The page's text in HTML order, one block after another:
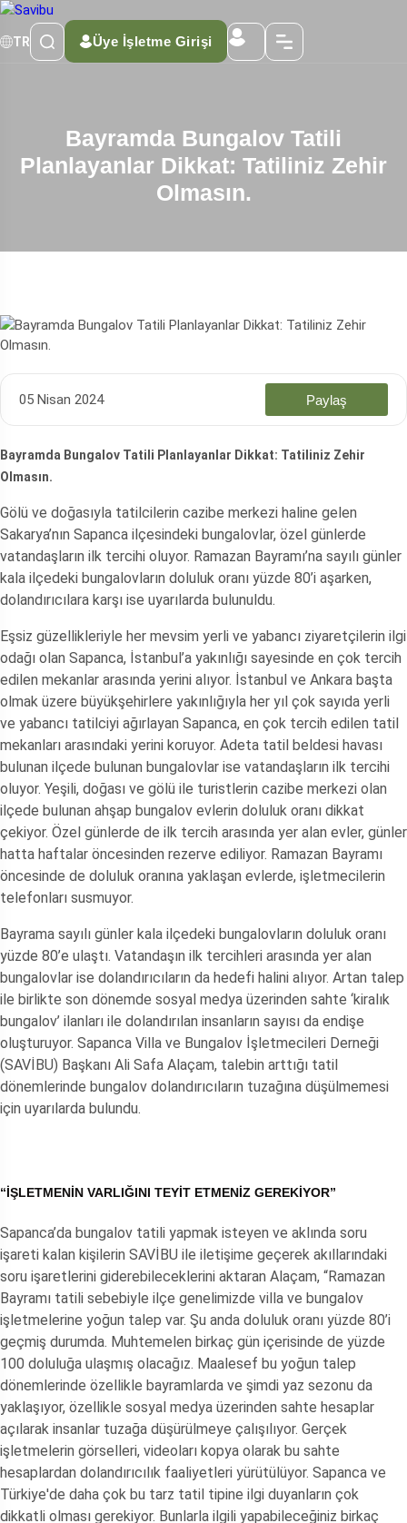
TR Üye İşletme Girişi
Bayramda Bungalov Tatili
Planlayanlar Dikkat: Tatiliniz Zehir
Olmasın.
05 Nisan 2024 Paylaş
Bayramda Bungalov Tatili Planlayanlar Dikkat: Tatiliniz Zehir
Olmasın.
Gölü ve doğasıyla tatilcilerin cazibe merkezi haline gelen
Sakarya’nın Sapanca ilçesindeki bungalovlar, özel günlerde
vatandaşların ilk tercihi oluyor. Ramazan Bayramı’na sayılı günler
kala ilçedeki bungalovların doluluk oranı yüzde 80’i aşarken,
dolandırıcılara karşı ise uyarılarda bulunuldu.
Eşsiz güzellikleriyle her mevsim yerli ve yabancı ziyaretçilerin ilgi
odağı olan Sapanca, İstanbul’a yakınlığı sayesinde en çok tercih
edilen mekanlar arasında yerini alıyor. İstanbul ve Ankara başta
olmak üzere büyükşehirlere yakınlığıyla her yıl çok sayıda yerli
ve yabancı tatilciyi ağırlayan Sapanca, en çok tercih edilen tatil
mekanları arasındaki yerini koruyor. Adeta tatil beldesi havası
bulunan ilçede bulunan bungalovlar ise vatandaşların ilk tercihi
oluyor. Yeşili, doğası ve gölü ile turistlerin cazibe merkezi olan
ilçede bulunan ahşap bungalov evlerin doluluk oranı dikkat
çekiyor. Özel günlerde de ilk tercih arasında yer alan evler, günler
hatta haftalar öncesinden rezerve ediliyor. Ramazan Bayramı
öncesinde de doluluk oranına yaklaşan evlerde, işletmecilerin
telefonları susmuyor.
Bayrama sayılı günler kala ilçedeki bungalovların doluluk oranı
yüzde 80’e ulaştı. Vatandaşın ilk tercihleri arasında yer alan
bungalovlar ise dolandırıcıların da hedefi halini alıyor. Artan talep
ile birlikte son dönemde sosyal medya üzerinden sahte ‘kiralık
bungalov’ ilanları ile dolandırılan insanların sayısı da endişe
oluşturuyor. Sapanca Villa ve Bungalov İşletmecileri Derneği
(SAVİBU) Başkanı Ali Safa Alaçam, talebin arttığı tatil
dönemlerinde bungalov dolandırıcıların tuzağına düşülmemesi
için uyarılarda bulundu.
“İŞLETMENİN VARLIĞINI TEYİT ETMENİZ GEREKİYOR”
Sapanca’da bungalov tatili yapmak isteyen ve aklında soru
işareti kalan kişilerin SAVİBU ile iletişime geçerek akıllarındaki
soru işaretlerini giderebileceklerini aktaran Alaçam, “Ramazan
Bayramı tatili sebebiyle ilçe genelimizde villa ve bungalov
işletmelerine yoğun talep var. Şu anda doluluk oranı yüzde 80’i
geçmiş durumda. Muhtemelen birkaç gün içerisinde de yüzde
100 doluluğa ulaşmış olacağız. Maalesef bu yoğun talep
dönemlerinde özellikle bayramlarda ve şimdi yaz sezonu da
yaklaşıyor, özellikle sosyal medya üzerinden sahte hesaplar
açılarak insanlar tuzağa düşürülmeye çalışılıyor. Gerçek
işletmelerin görselleri, videoları kopya olarak bu sahte
hesaplardan dolandırıcılık faaliyetleri yürütülüyor. Sapanca ve
Türkiye'de daha çok bu tarz tatil tipine ilgi duyanların çok
dikkatli olması gerekiyor. Bunlarla ilgili yapabileceğiniz birkaç